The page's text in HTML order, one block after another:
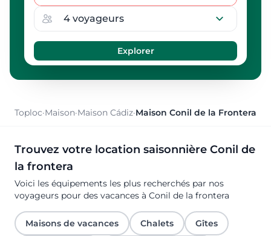
Toploc·Maison·Maison Cádiz·Maison Conil de la Frontera
Trouvez votre location saisonnière Conil de
la frontera
Voici les équipements les plus recherchés par nos
voyageurs pour des vacances à Conil de la frontera
Maisons de vacances Chalets Gîtes